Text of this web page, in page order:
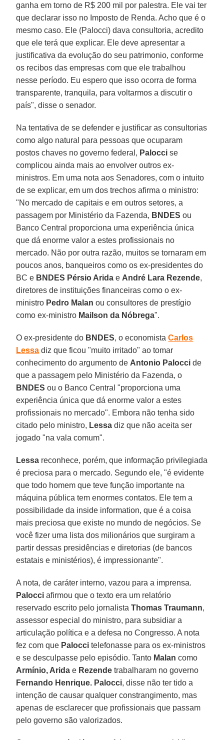
ganha em torno de R$ 200 mil por palestra. Ele vai ter
que declarar isso no Imposto de Renda. Acho que é o
mesmo caso. Ele (Palocci) dava consultoria, acredito
que ele terá que explicar. Ele deve apresentar a
justificativa da evolução do seu patrimonio, conforme
os recibos das empresas com que ele trabalhou
nesse período. Eu espero que isso ocorra de forma
transparente, tranquila, para voltarmos a discutir o
país", disse o senador.
Na tentativa de se defender e justificar as consultorias
como algo natural para pessoas que ocuparam
postos chaves no governo federal, Palocci se
complicou ainda mais ao envolver outros ex-
ministros. Em uma nota aos Senadores, com o intuito
de se explicar, em um dos trechos afirma o ministro:
"No mercado de capitais e em outros setores, a
passagem por Ministério da Fazenda, BNDES ou
Banco Central proporciona uma experiência única
que dá enorme valor a estes profissionais no
mercado. Não por outra razão, muitos se tornaram em
poucos anos, banqueiros como os ex-presidentes do
BC e BNDES Pérsio Arida e André Lara Rezende,
diretores de instituições financeiras como o ex-
ministro Pedro Malan ou consultores de prestígio
como ex-ministro Mailson da Nóbrega".
O ex-presidente do BNDES, o economistaCarlos
Lessa diz que ficou "muito irritado" ao tomar
conhecimento do argumento de Antonio Palocci de
que a passagem pelo Ministério da Fazenda, o
BNDES ou o Banco Central "proporciona uma
experiência única que dá enorme valor a estes
profissionais no mercado". Embora não tenha sido
citado pelo ministro, Lessa diz que não aceita ser
jogado "na vala comum".
Lessa reconhece, porém, que informação privilegiada
é preciosa para o mercado. Segundo ele, "é evidente
que todo homem que teve função importante na
máquina pública tem enormes contatos. Ele tem a
possibilidade da inside information, que é a coisa
mais preciosa que existe no mundo de negócios. Se
você fizer uma lista dos milionários que surgiram a
partir dessas presidências e diretorias (de bancos
estatais e ministérios), é impressionante".
A nota, de caráter interno, vazou para a imprensa.
Palocci afirmou que o texto era um relatório
reservado escrito pelo jornalistaThomas Traumann,
assessor especial do ministro, para subsidiar a
articulação política e a defesa no Congresso. A nota
fez com que Palocci telefonasse para os ex-ministros
e se desculpasse pelo episódio. Tanto Malan como
Armínio, Arida e Rezende trabalharam no governo
Fernando Henrique. Palocci, disse não ter tido a
intenção de causar qualquer constrangimento, mas
apenas de esclarecer que profissionais que passam
pelo governo são valorizados.